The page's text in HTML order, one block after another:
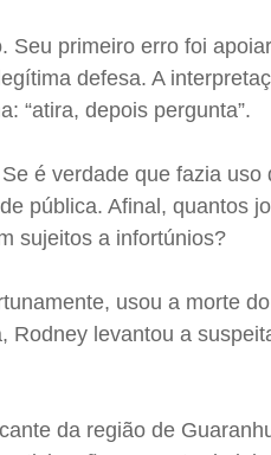
Seu primeiro erro foi
defesa. A
“atira, depois pergunta”.
é verdade que fazia uso
pública. Afinal, quantos
sujeitos a infortúnios?
usou a morte
Rodney levantou a
da região de